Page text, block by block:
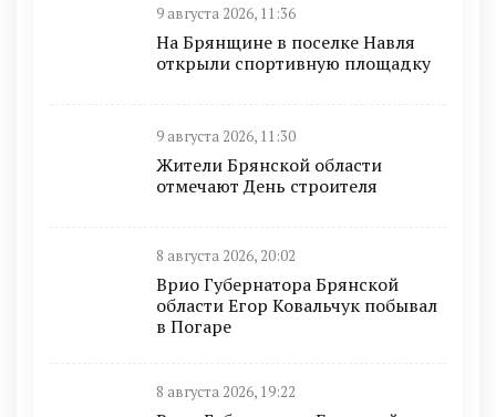
9 августа 2026, 11:36
На Брянщине в поселке Навля
открыли спортивную площадку
9 августа 2026, 11:30
Жители Брянской области
отмечают День строителя
8 августа 2026, 20:02
Врио Губернатора Брянской
области Егор Ковальчук побывал
в Погаре
8 августа 2026, 19:22